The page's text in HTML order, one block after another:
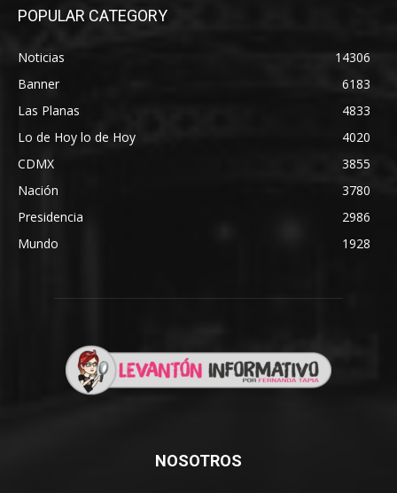
POPULAR CATEGORY
Noticias
14306
Banner
6183
Las Planas
4833
Lo de Hoy lo de Hoy
4020
CDMX
3855
Nación
3780
Presidencia
2986
Mundo
1928
NOSOTROS